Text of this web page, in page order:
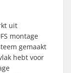
uit
montage
gemaakt
hebt voor